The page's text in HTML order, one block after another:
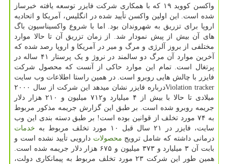
واکسن کووید ۱۹ که با همکاری شرکت فایزر توسعه یافته خبرساز
شده است. این اولین واکسن تأیید شده در انگلیس، آمریکا و اتحادیه
اروپا برای تزریق به شهروندان بود. اما با شروع واکسیناسیون باگ
های آن بیش از پیش نمودار شد. از زمان تزریق آن تا حالا موارد
مختلفی از بروز آلرژی و مرگ و میر در آمریکا و اروپا رصد شده که
آخرین موارد آن مرگ دو سالمند در نروژ و یک پرستار ۴۱ ساله در
پرتغال است. تمام این موارد حاکی از آنست که محصول شرکت
فایزر با چالش هایی روبرو است. در همین راستا اطلاعات وب سایت
Violation trackerدرباره فایزر نشان میدهد این شرکت از سال ۲۰۰۰
میلادی تا حالا با بیش از ۴ میلیارد و۷۱۲ میلیون و ۲۱۰ هزار دلار
جریمه روبرو شده است. بر طبق این گزارش جریمه مذکور مربوط
به ۷۴ مورد تخلف از قوانین بوده است! بر طبق دسته بندی این وب
سایت، فایزر در ۲۱ سال قبل ۱۰ مورد تخلف مربوط به
خدمات
درمانی داشته که شامل ترویج محصولات دارویی تأیید نشده است و
بابت آن ۳ میلیارد و ۳۷۳ میلیون و ۶۷۵ هزار دلار جریمه شده است.
همین طور این شرکت ۲۳ مورد تخلف مربوط به پیمانکاری دولت،